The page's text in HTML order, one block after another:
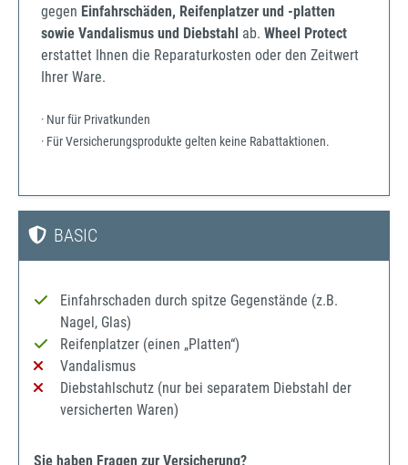
gegen Einfahrschäden, Reifenplatzer und -platten
sowie Vandalismus und Diebstahl ab. Wheel Protect
erstattet Ihnen die Reparaturkosten oder den Zeitwert
Ihrer Ware.
· Nur für Privatkunden
· Für Versicherungsprodukte gelten keine Rabattaktionen.
BASIC
Einfahrschaden durch spitze Gegenstände (z.B.
Nagel, Glas)
Reifenplatzer (einen „Platten“)
Vandalismus
Diebstahlschutz (nur bei separatem Diebstahl der
versicherten Waren)
Sie haben Fragen zur Versicherung?